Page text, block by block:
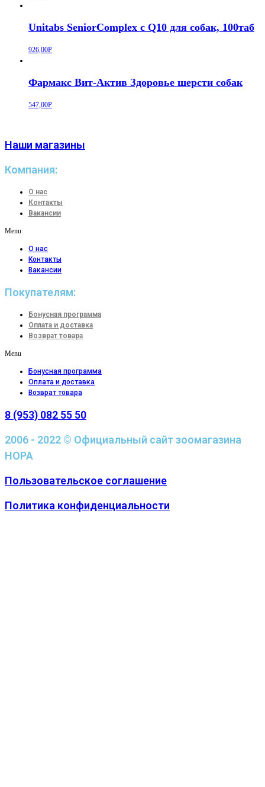
Unitabs SeniorComplex с Q10 для собак, 100таб
926,00Р
Фармакс Вит-Актив Здоровье шерсти собак
547,00Р
Наши магазины
Компания:
О нас
Контакты
Вакансии
Menu
О нас
Контакты
Вакансии
Покупателям:
Бонусная программа
Оплата и доставка
Возврат товара
Menu
Бонусная программа
Оплата и доставка
Возврат товара
8 (953) 082 55 50
2006 - 2022 © Официальный сайт зоомагазина
НОРА
Пользовательское соглашение
Политика конфиденциальности